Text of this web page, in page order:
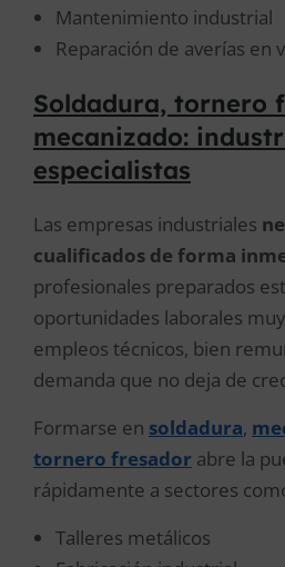
Mantenimiento industrial
Reparación de averías en
Soldadura, tornero
mecanizado:
especialistas
Las empresas industriales
cualificados de forma
profesionales preparados
oportunidades laborales
empleos técnicos, bien
demanda que no deja de
Formarse en soldadura,
tornero fresador abre la
rápidamente a sectores
Talleres metálicos